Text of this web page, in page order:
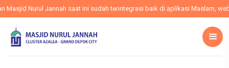
Nurul Jannah saat ini sudah terintegrasi baik di aplikasi Maslam,